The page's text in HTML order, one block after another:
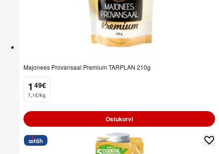
Majonees Provansaal Premium TARPLAN 210g
1
. 49€
7,1€/kg
Ostukorvi